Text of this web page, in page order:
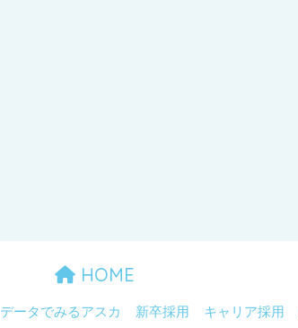
HOME
データでみるアスカ 新卒採用 キャリア採用